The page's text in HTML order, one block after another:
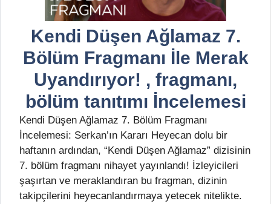
Kendi Düşen Ağlamaz 7.
Bölüm Fragmanı İle Merak
Uyandırıyor! , fragmanı,
bölüm tanıtımı İncelemesi
Kendi Düşen Ağlamaz 7. Bölüm Fragmanı
İncelemesi: Serkan’ın Kararı Heyecan dolu bir
haftanın ardından, “Kendi Düşen Ağlamaz” dizisinin
7. bölüm fragmanı nihayet yayınlandı! İzleyicileri
şaşırtan ve meraklandıran bu fragman, dizinin
takipçilerini heyecanlandırmaya yetecek nitelikte.